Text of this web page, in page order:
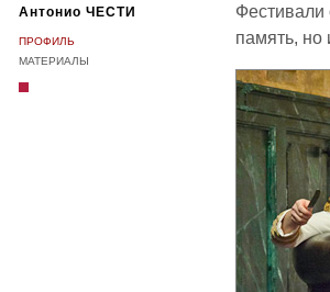
Антонио ЧЕСТИ
ПРОФИЛЬ
МАТЕРИАЛЫ
Фестивали
память,